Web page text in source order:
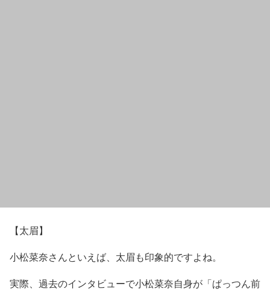
【太眉】
小松菜奈さんといえば、 太眉も印象的ですよね。
実際、過去のインタビューで小松菜奈自身が 「ぱっつん前